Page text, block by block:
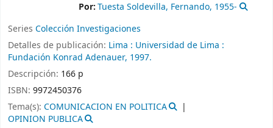
Por:Tuesta Soldevilla, Fernando, 1955-
Series Colección Investigaciones
Detalles de publicación: Lima : Universidad de Lima :
Fundación Konrad Adenauer, 1997.
Descripción: 166 p
ISBN: 9972450376
Tema(s): COMUNICACION EN POLITICA
OPINION PUBLICA